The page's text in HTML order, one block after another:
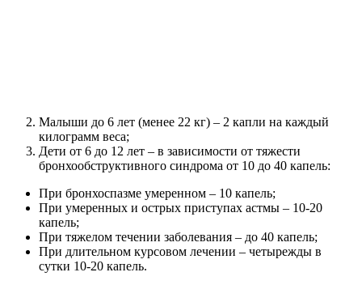
Малыши до 6 лет (менее 22 кг) – 2 капли на каждый
килограмм веса;
Дети от 6 до 12 лет – в зависимости от тяжести
бронхообструктивного синдрома от 10 до 40 капель:
При бронхоспазме умеренном – 10 капель;
При умеренных и острых приступах астмы – 10-20
капель;
При тяжелом течении заболевания – до 40 капель;
При длительном курсовом лечении – четырежды в
сутки 10-20 капель.